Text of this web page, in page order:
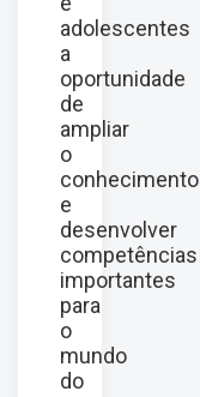
adolescentes
a
oportunidade
de
ampliar
o
conhecimento
e
desenvolver
competências
importantes
para
o
mundo
do